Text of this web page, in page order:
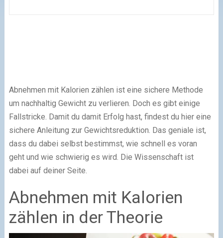
Abnehmen mit Kalorien zählen ist eine sichere Methode
um nachhaltig Gewicht zu verlieren. Doch es gibt einige
Fallstricke. Damit du damit Erfolg hast, findest du hier eine
sichere Anleitung zur Gewichtsreduktion. Das geniale ist,
dass du dabei selbst bestimmst, wie schnell es voran
geht und wie schwierig es wird. Die Wissenschaft ist
dabei auf deiner Seite.
Abnehmen mit Kalorien
zählen in der Theorie